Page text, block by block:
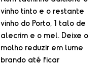
vinho tinto e o restante
vinho do Porto, 1 talo de
alecrim e o mel. Deixe o
molho reduzir em lume
brando até ficar